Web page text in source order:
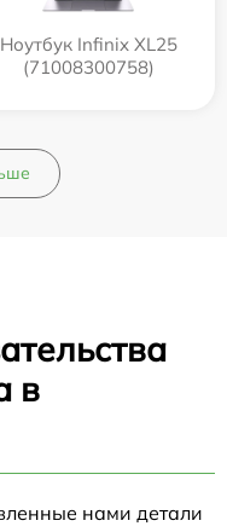
Ноутбук Infinix XL25
(71008300758)
в
нами детали